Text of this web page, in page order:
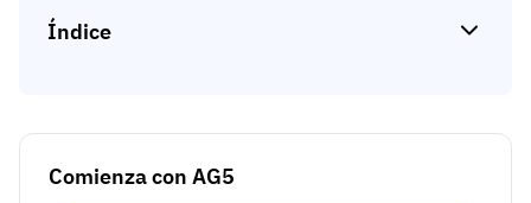
Índice
Comienza con AG5